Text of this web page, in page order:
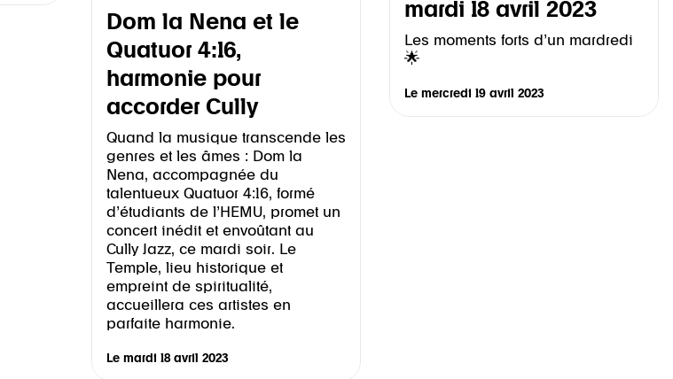
mardi 18 avril 2023
Les moments forts d’un mardredi
🌟
Le mercredi 19 avril 2023
Dom la Nena et le
Quatuor 4:16,
harmonie pour
accorder Cully
Quand la musique transcende les
genres et les âmes : Dom la
Nena, accompagnée du
talentueux Quatuor 4:16, formé
d’étudiants de l’HEMU, promet un
concert inédit et envoûtant au
Cully Jazz, ce mardi soir. Le
Temple, lieu historique et
empreint de spiritualité,
accueillera ces artistes en
parfaite harmonie.
Le mardi 18 avril 2023